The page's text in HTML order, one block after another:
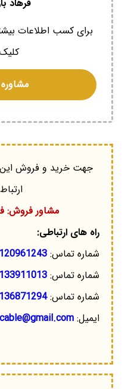
فرهاد
برای کسب اطلاعات
جهت خرید و فروش این
مشاور فروش:
راه های ارتباطی:
شماره تماس:
شماره تماس:
شماره تماس:
ایمیل: